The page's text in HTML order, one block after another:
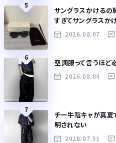
5
サングラスかけるの
すぎてサングラスか
2026.08.07
6
空調服って言うほど
2026.08.04
7
チー牛陰キャが真夏
明されない
2026.07.31